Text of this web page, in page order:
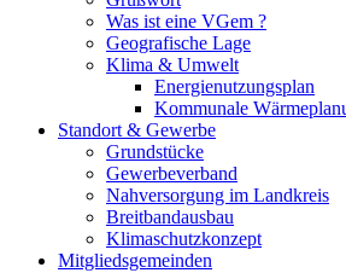
Was ist eine VGem ?
Geografische Lage
Klima & Umwelt
Energienutzungsplan
Kommunale
Standort & Gewerbe
Grundstücke
Gewerbeverband
Nahversorgung im Landkreis
Breitbandausbau
Klimaschutzkonzept
Mitgliedsgemeinden